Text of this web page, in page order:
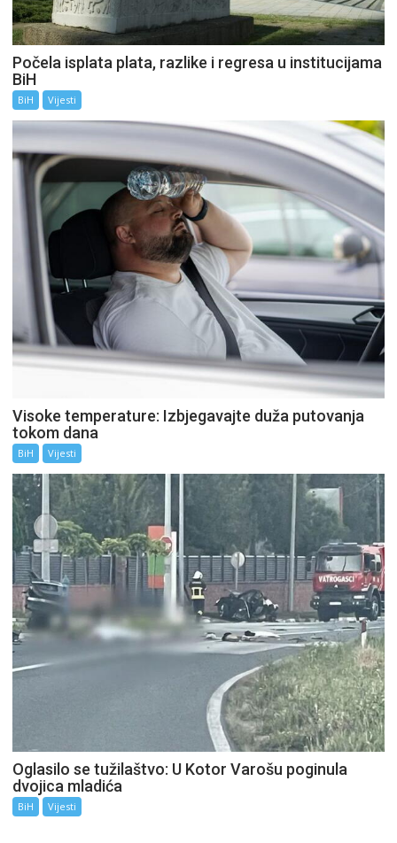
Počela isplata plata, razlike i regresa u institucijama
BiH
BiH Vijesti
Visoke temperature: Izbjegavajte duža putovanja
tokom dana
BiH Vijesti
Oglasilo se tužilaštvo: U Kotor Varošu poginula
dvojica mladića
BiH Vijesti